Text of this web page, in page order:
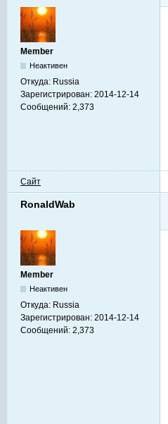
Member
Неактивен
Откуда: Russia
Зарегистрирован: 2014-12-14
Сообщений: 2,373
Сайт
RonaldWab
Member
Неактивен
Откуда: Russia
Зарегистрирован: 2014-12-14
Сообщений: 2,373